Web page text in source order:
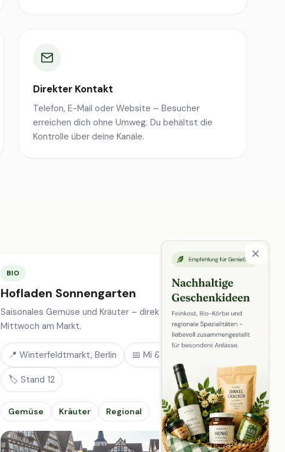
Direkter Kontakt
Telefon, E-Mail oder Website – Besucher
erreichen dich ohne Umweg. Du behältst die
Kontrolle über deine Kanäle.
BIO
Hofladen Sonnengarten
Saisonales Gemüse und Kräuter – direkt vom Feld, jeden
Mittwoch am Markt.
📍 Winterfeldtmarkt, Berlin 📅 Mi & Sa
🏷️ Stand 12
Gemüse Kräuter Regional